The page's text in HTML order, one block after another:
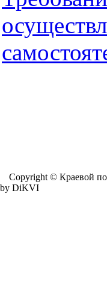
Copyright © Краевой
by DiKVI